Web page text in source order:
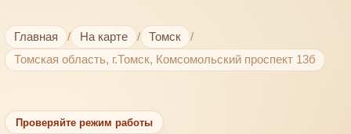
Главная / На карте / Томск
/
Томская область, г.Томск, Комсомольский проспект 13б
Проверяйте режим работы